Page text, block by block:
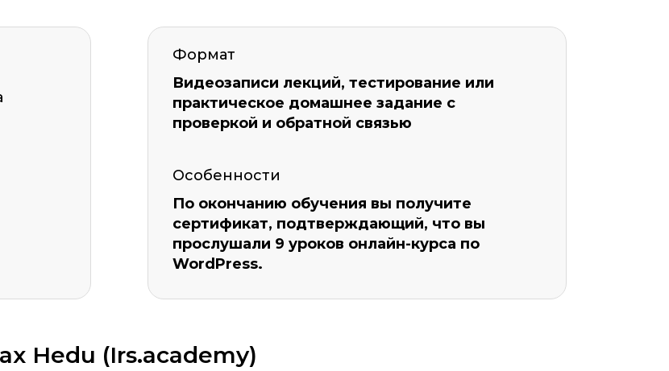
Формат
Видеозаписи лекций, тестирование или
практическое домашнее задание с
проверкой и обратной связью
Особенности
По окончанию обучения вы получите
сертификат, подтверждающий, что вы
прослушали 9 уроков онлайн-курса по
WordPress.
Hedu (Irs.academy)